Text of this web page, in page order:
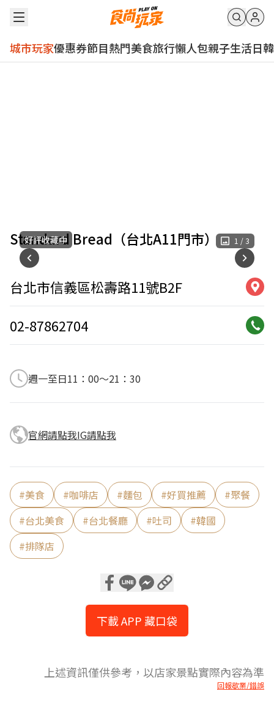
城市玩家優惠券節目熱門美食旅行懶人包親子生活日韓
Standard Bread（台北A11門市） 1 / 3
好評收藏中
台北市信義區松壽路11號B2F
02-87862704
週一至日11：00～21：30
官網請點我IG請點我
#美食 #咖啡店 #麵包 #好買推薦 #聚餐
#台北美食 #台北餐廳 #吐司 #韓國
#排隊店
下載 APP 藏口袋
上述資訊僅供參考，以店家景點實際內容為準
回報歇業/錯誤